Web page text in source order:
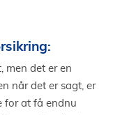
men det er en
når det er sagt, er
for at få endnu